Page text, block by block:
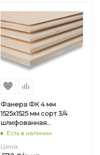
Фанера ФК 4 мм
1525х1525 мм сорт 3/4
шлифованная
березовая
Есть в наличии
Цена: